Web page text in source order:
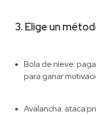
3. Elige un
Bola de nieve:
para ganar
Avalancha: ataca